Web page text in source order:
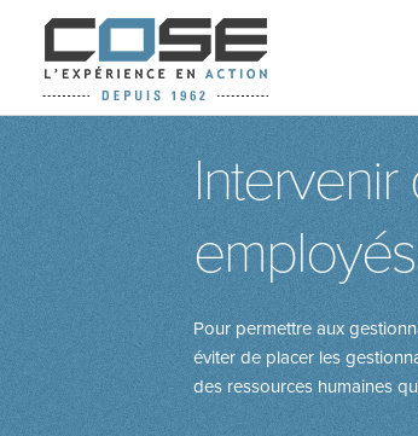
employés
Pour permettre aux
éviter de placer les
des ressources humaines